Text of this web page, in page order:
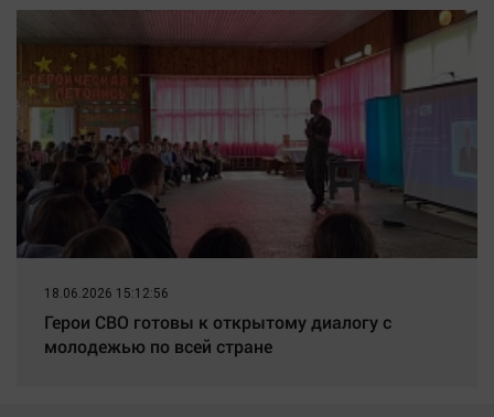
18.06.2026 15:12:56
Герои СВО готовы к открытому диалогу с
молодежью по всей стране